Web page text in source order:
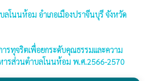
ลโนนห้อม อำเภอเมืองปราจีนบุรี จังหวัด
รทุจริตเพื่อยกระดับคุณธรรมและความ
หารส่วนตำบลโนนห้อม พ.ศ.2566-2570